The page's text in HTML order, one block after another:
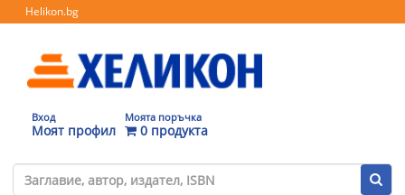
Helikon.bg
Вход
Моят профил
Моята поръчка
0 продукта